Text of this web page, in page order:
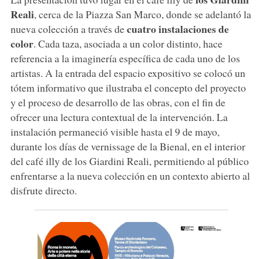
Reali, cerca de la Piazza San Marco, donde se adelantó la
nueva colección a través decuatro instalaciones de
color. Cada taza, asociada a un color distinto, hace
referencia a la imaginería específica de cada uno de los
artistas. A la entrada del espacio expositivo se colocó un
tótem informativo que ilustraba el concepto del proyecto
y el proceso de desarrollo de las obras, con el fin de
ofrecer una lectura contextual de la intervención. La
instalación permaneció visible hasta el 9 de mayo,
durante los días de vernissage de la Bienal, en el interior
del café illy de los Giardini Reali, permitiendo al público
enfrentarse a la nueva colección en un contexto abierto al
disfrute directo.